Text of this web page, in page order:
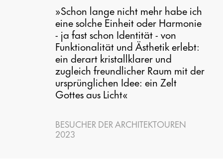
»Schon lange nicht mehr habe ich
eine solche Einheit oder Harmonie
- ja fast schon Identität - von
Funktionalität und Ästhetik erlebt:
ein derart kristallklarer und
zugleich freundlicher Raum mit der
ursprünglichen Idee: ein Zelt
Gottes aus Licht«
BESUCHER DER ARCHITEKTOUREN
2023